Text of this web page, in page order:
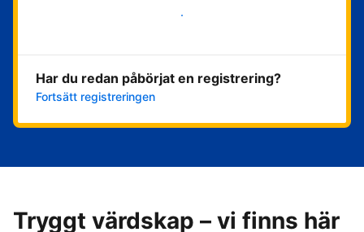
Kom igång nu
Har du redan påbörjat en registrering?
Fortsätt registreringen
Tryggt värdskap – vi finns här